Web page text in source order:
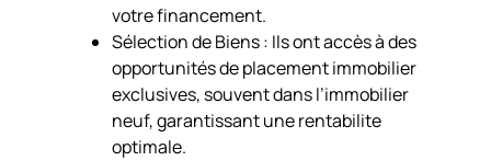
votre financement.
Sélection de Biens : Ils ont accès à des
opportunités de placement immobilier
exclusives, souvent dans l’immobilier
neuf, garantissant une rentabilite
optimale.